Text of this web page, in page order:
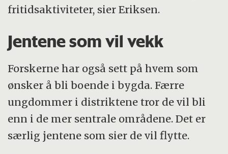
fritidsaktiviteter, sier Eriksen.
Jentene som vil vekk
Forskerne har også sett på hvem som
ønsker å bli boende i bygda. Færre
ungdommer i distriktene tror de vil bli
enn i de mer sentrale områdene. Det er
særlig jentene som sier de vil flytte.